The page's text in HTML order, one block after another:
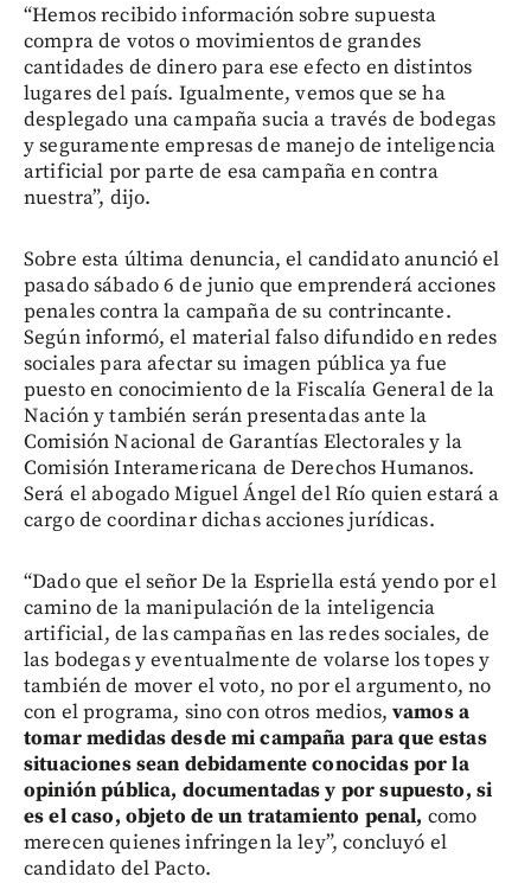
“Hemos recibido información sobre supuesta
compra de votos o movimientos de grandes
cantidades de dinero para ese efecto en distintos
lugares del país. Igualmente, vemos que se ha
desplegado una campaña sucia a través de bodegas
y seguramente empresas de manejo de inteligencia
artificial por parte de esa campaña en contra
nuestra”, dijo.
Sobre esta última denuncia, el candidato anunció el
pasado sábado 6 de junio que emprenderá acciones
penales contra la campaña de su contrincante.
Según informó, el material falso difundido en redes
sociales para afectar su imagen pública ya fue
puesto en conocimiento de la Fiscalía General de la
Nación y también serán presentadas ante la
Comisión Nacional de Garantías Electorales y la
Comisión Interamericana de Derechos Humanos.
Será el abogado Miguel Ángel del Río quien estará a
cargo de coordinar dichas acciones jurídicas.
“Dado que el señor De la Espriella está yendo por el
camino de la manipulación de la inteligencia
artificial, de las campañas en las redes sociales, de
las bodegas y eventualmente de volarse los topes y
también de mover el voto, no por el argumento, no
con el programa, sino con otros medios, vamos a
tomar medidas desde mi campaña para que estas
situaciones sean debidamente conocidas por la
opinión pública, documentadas y por supuesto, si
es el caso, objeto de un tratamiento penal, como
merecen quienes infringen la ley”, concluyó el
candidato del Pacto.